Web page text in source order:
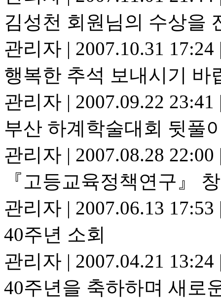
김성천 회원님의 수상을
관리자 | 2007.10.31 17:24
행복한 추석 보내시기 바
관리자 | 2007.09.22 23:41
부산 하계학술대회 뒷풀
관리자 | 2007.08.28 22:00
『고등교육정책연구』
관리자 | 2007.06.13 17:53
40주년 소회
관리자 | 2007.04.21 13:24
40주년을 축하하며 새로